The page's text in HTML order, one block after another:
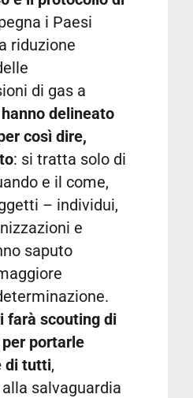
i Paesi
riduzione
di gas a
hanno delineato
così dire,
: si tratta solo di
e il come,
– individui,
e
saputo
farà scouting di
portarle
di tutti,
salvaguardia